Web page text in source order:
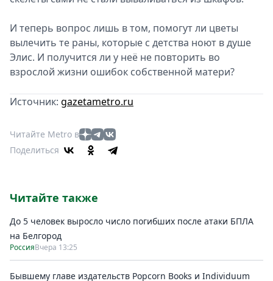
И теперь вопрос лишь в том, помогут ли цветы
вылечить те раны, которые с детства ноют в душе
Элис. И получится ли у неё не повторить во
взрослой жизни ошибок собственной матери?
Источник: gazetametro.ru
Читайте Metro в
Поделиться
Читайте также
До 5 человек выросло число погибших после атаки БПЛА
на Белгород
РоссияВчера 13:25
Бывшему главе издательств Popcorn Books и Individuum